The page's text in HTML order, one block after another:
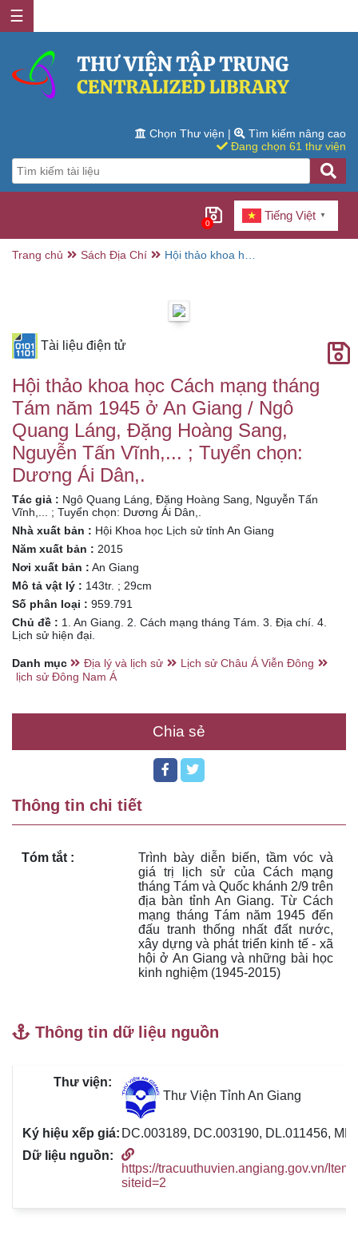
☰
Chọn Thư viện |
Tìm kiếm nâng cao
Đang chọn 61 thư viện
0
Tiếng Việt ▼
Trang chủ Sách Địa Chí
Hội thảo khoa học
Quang Láng,
Đặng Hoàng
Tài liệu điện tử
Hội thảo khoa học Cách mạng tháng
Tám năm 1945 ở An Giang / Ngô
Quang Láng, Đặng Hoàng Sang,
Nguyễn Tấn Vĩnh,... ; Tuyển chọn:
Dương Ái Dân,.
Tác giả : Ngô Quang Láng, Đặng Hoàng Sang, Nguyễn Tấn
Vĩnh,... ; Tuyển chọn: Dương Ái Dân,.
Nhà xuất bản : Hội Khoa học Lịch sử tỉnh An Giang
Năm xuất bản : 2015
Nơi xuất bản : An Giang
Mô tả vật lý : 143tr. ; 29cm
Số phân loại : 959.791
Chủ đề : 1. An Giang. 2. Cách mạng tháng Tám. 3. Địa chí. 4.
Lịch sử hiện đại.
Danh mục Địa lý và lịch sử
Lịch sử Châu Á Viễn Đông
lịch sử Đông Nam Á
Chia sẻ
Thông tin chi tiết
Tóm tắt :
Trình bày diễn biến, tầm vóc và
giá trị lịch sử của Cách mạng
tháng Tám và Quốc khánh 2/9 trên
địa bàn tỉnh An Giang. Từ Cách
mạng tháng Tám năm 1945 đến
đấu tranh thống nhất đất nước,
xây dựng và phát triển kinh tế - xã
hội ở An Giang và những bài học
kinh nghiệm (1945-2015)
Thông tin dữ liệu nguồn
Thư Viện Tỉnh An Giang
DC.003189, DC.003190, DL.011456,
https://tracuuthuvien.angiang.gov.vn/
siteid=2